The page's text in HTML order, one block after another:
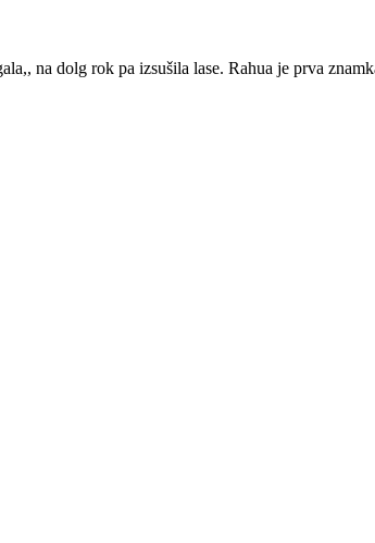
na dolg rok pa izsušila lase. Rahua je prva